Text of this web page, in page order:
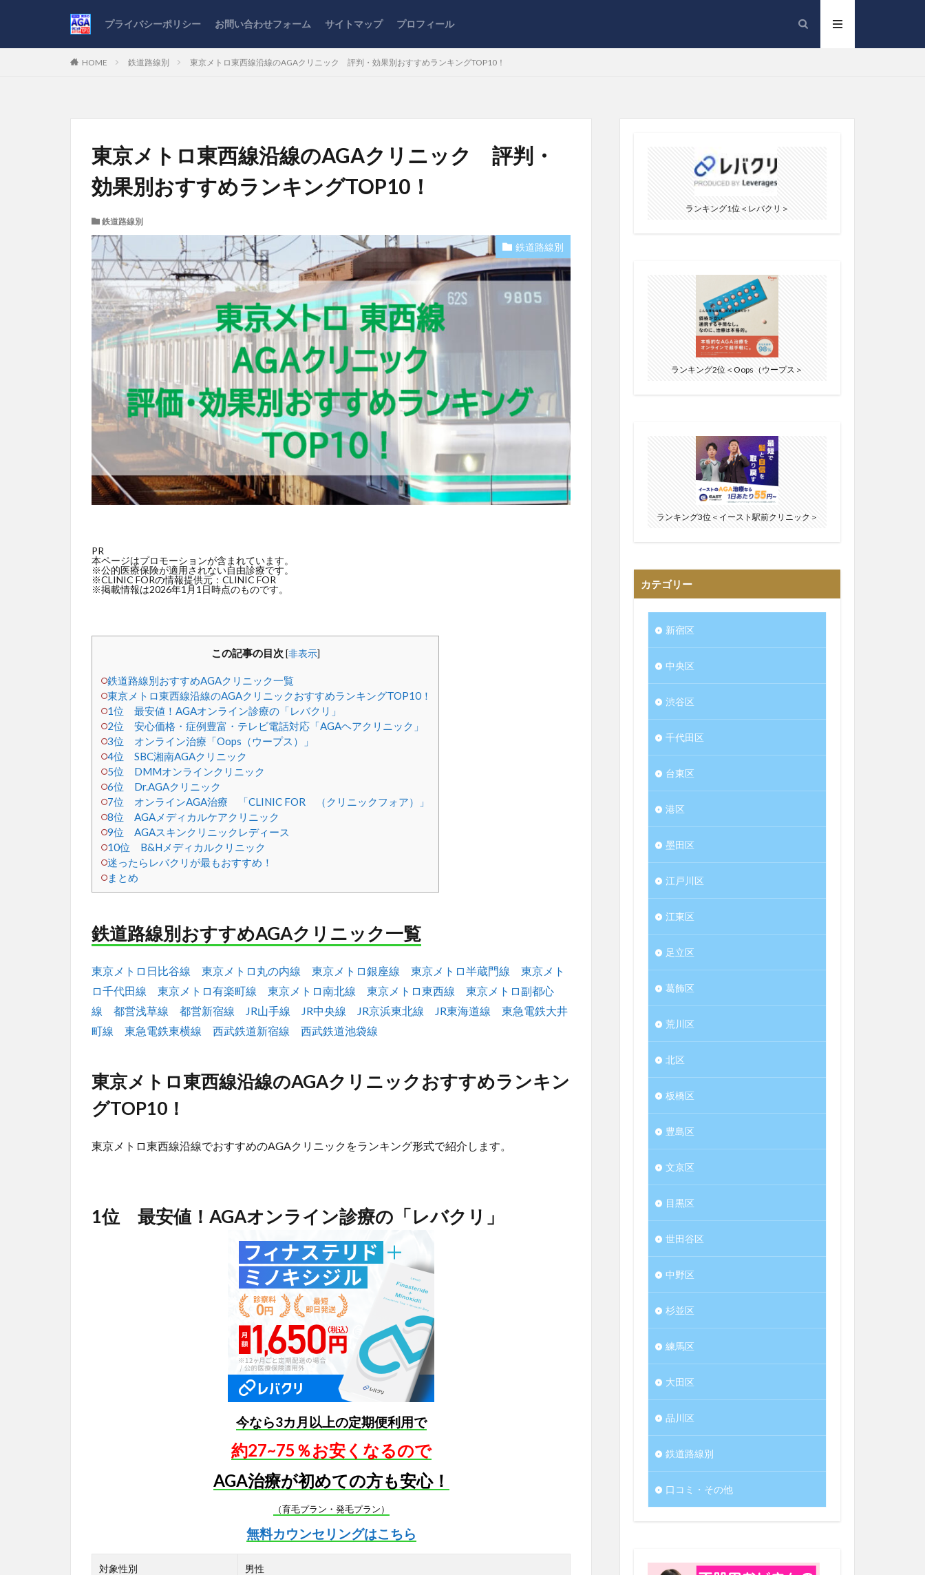
プライバシーポリシー お問い合わせフォーム サイトマップ プロフィール
HOME 鉄道路線別 東京メトロ東西線沿線のAGAクリニック 評判・効果別おすすめランキングTOP10！
東京メトロ東西線沿線のAGAクリニック 評判・
効果別おすすめランキングTOP10！
鉄道路線別
鉄道路線別
PR
本ページはプロモーションが含まれています。
※公的医療保険が適用されない自由診療です。
※CLINIC FORの情報提供元：CLINIC FOR
※掲載情報は2026年1月1日時点のものです。
この記事の目次 [非表示]
鉄道路線別おすすめAGAクリニック一覧
東京メトロ東西線沿線のAGAクリニックおすすめランキングTOP10！
1位 最安値！AGAオンライン診療の「レバクリ」
2位 安心価格・症例豊富・テレビ電話対応「AGAヘアクリニック」
3位 オンライン治療「Oops（ウープス）」
4位 SBC湘南AGAクリニック
5位 DMMオンラインクリニック
6位 Dr.AGAクリニック
7位 オンラインAGA治療 「CLINIC FOR （クリニックフォア）」
8位 AGAメディカルケアクリニック
9位 AGAスキンクリニックレディース
10位 B&Hメディカルクリニック
迷ったらレバクリが最もおすすめ！
まとめ
鉄道路線別おすすめAGAクリニック一覧
東京メトロ日比谷線 東京メトロ丸の内線 東京メトロ銀座線 東京メトロ半蔵門線
東京メト
ロ千代田線
東京メトロ有楽町線 東京メトロ南北線 東京メトロ東西線
東京メトロ副都心
線
都営浅草線 都営新宿線 JR山手線 JR中央線 JR京浜東北線 JR東海道線
東急電鉄大井
町線
東急電鉄東横線 西武鉄道新宿線 西武鉄道池袋線
東京メトロ東西線沿線のAGAクリニックおすすめランキン
グTOP10！
東京メトロ東西線沿線でおすすめのAGAクリニックをランキング形式で紹介します。
1位 最安値！AGAオンライン診療の「レバクリ」
今なら3カ月以上の定期便利用で
約27~75％お安くなるので
AGA治療が初めての方も安心！
（育毛プラン・発毛プラン）
無料カウンセリングはこちら
対象性別 男性
ランキング1位＜レバクリ＞
ランキング2位＜Oops（ウープス＞
ランキング3位＜イースト駅前クリニック＞
カテゴリー
新宿区
中央区
渋谷区
千代田区
台東区
港区
墨田区
江戸川区
江東区
足立区
葛飾区
荒川区
北区
板橋区
豊島区
文京区
目黒区
世田谷区
中野区
杉並区
練馬区
大田区
品川区
鉄道路線別
口コミ・その他